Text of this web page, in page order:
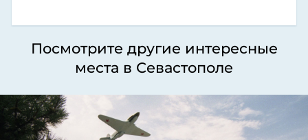
Посмотрите другие интересные
места в Севастополе